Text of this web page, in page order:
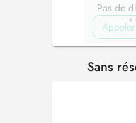
Pas de
Sans